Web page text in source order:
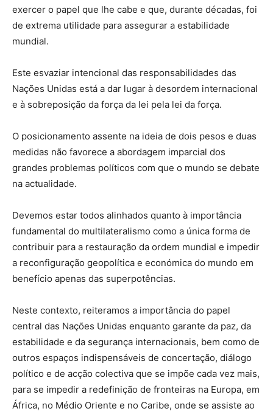
exercer o papel que lhe cabe e que, durante décadas, foi
de extrema utilidade para assegurar a estabilidade
mundial.
Este esvaziar intencional das responsabilidades das
Nações Unidas está a dar lugar à desordem internacional
e à sobreposição da força da lei pela lei da força.
O posicionamento assente na ideia de dois pesos e duas
medidas não favorece a abordagem imparcial dos
grandes problemas políticos com que o mundo se debate
na actualidade.
Devemos estar todos alinhados quanto à importância
fundamental do multilateralismo como a única forma de
contribuir para a restauração da ordem mundial e impedir
a reconfiguração geopolítica e económica do mundo em
benefício apenas das superpotências.
Neste contexto, reiteramos a importância do papel
central das Nações Unidas enquanto garante da paz, da
estabilidade e da segurança internacionais, bem como de
outros espaços indispensáveis de concertação, diálogo
político e de acção colectiva que se impõe cada vez mais,
para se impedir a redefinição de fronteiras na Europa, em
África, no Médio Oriente e no Caribe, onde se assiste ao